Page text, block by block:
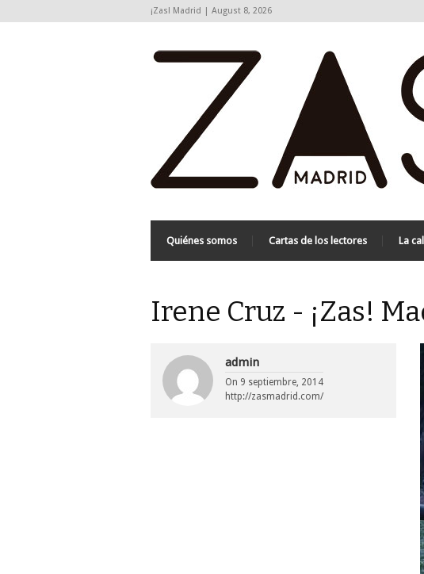
¡Zas! Madrid | August 8, 2026
Quiénes somos Cartas de los lectores La
Irene Cruz - ¡Zas!
admin
On 9 septiembre, 2014
http://zasmadrid.com/